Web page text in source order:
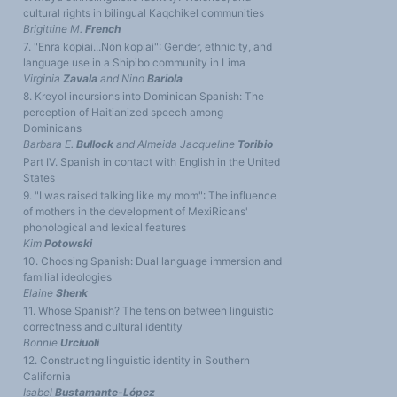
cultural rights in bilingual Kaqchikel communities
Brigittine M. French
7. "Enra kopiai...Non kopiai": Gender, ethnicity, and
language use in a Shipibo community in Lima
Virginia Zavala and Nino Bariola
8. Kreyol incursions into Dominican Spanish: The
perception of Haitianized speech among
Dominicans
Barbara E. Bullock and Almeida Jacqueline Toribio
Part IV. Spanish in contact with English in the United
States
9. "I was raised talking like my mom": The influence
of mothers in the development of MexiRicans'
phonological and lexical features
Kim Potowski
10. Choosing Spanish: Dual language immersion and
familial ideologies
Elaine Shenk
11. Whose Spanish? The tension between linguistic
correctness and cultural identity
Bonnie Urciuoli
12. Constructing linguistic identity in Southern
California
Isabel Bustamante-López